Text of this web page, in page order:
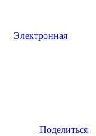
Электронная
Поделиться